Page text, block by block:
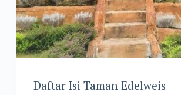
Daftar Isi Taman Edelweis